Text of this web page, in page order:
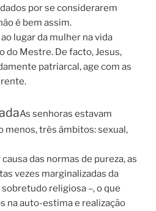
por se considerarem
é bem assim.
lugar da mulher na vida
do Mestre. De facto, Jesus,
patriarcal, age com as
As senhoras estavam
menos, três âmbitos: sexual,
causa das normas de pureza, as
vezes marginalizadas da
religiosa –, o que
na auto-estima e realização